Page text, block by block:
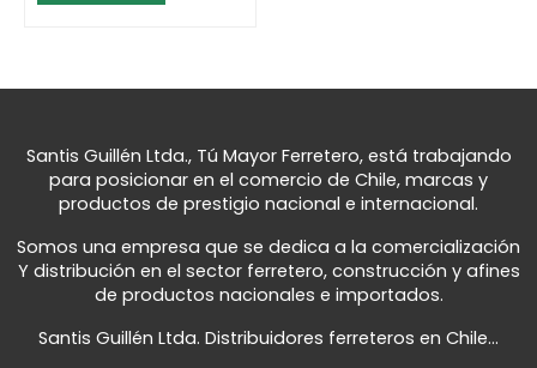
Santis Guillén Ltda., Tú Mayor Ferretero, está trabajando
para posicionar en el comercio de Chile, marcas y
productos de prestigio nacional e internacional.
Somos una empresa que se dedica a la comercialización
Y distribución en el sector ferretero, construcción y afines
de productos nacionales e importados.
Santis Guillén Ltda. Distribuidores ferreteros en Chile...